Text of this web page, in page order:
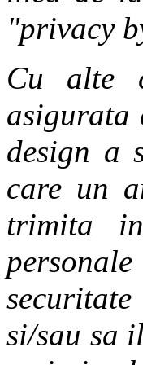
"privacy
Cu alte
asigurata
design a
care un
trimita
si/sau sa